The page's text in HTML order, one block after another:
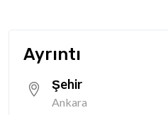
Ayrıntı
Şehir
Ankara